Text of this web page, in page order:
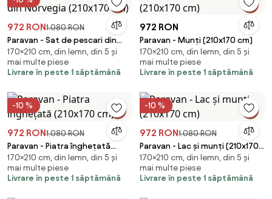
972 RON1.080 RON
Paravan - Sat de pescari din
Norvegia (210x170 cm)
170×210 cm, din lemn, din 5 și
mai multe piese
Livrare în peste 1 săptămână
972 RON
Paravan - Munți (210x170 cm)
170×210 cm, din lemn, din 5 și
mai multe piese
Livrare în peste 1 săptămână
-10 %
972 RON1.080 RON
Paravan - Piatra înghețată
(210x170 cm)
170×210 cm, din lemn, din 5 și
mai multe piese
Livrare în peste 1 săptămână
-10 %
972 RON1.080 RON
Paravan - Lac și munți (210x170
cm)
170×210 cm, din lemn, din 5 și
mai multe piese
Livrare în peste 1 săptămână